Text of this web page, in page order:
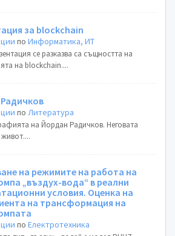
за blockchain
поИнформатика, ИТ
се разказва са същността на
на blockchain....
поЛитература
на Йордан Радичков. Неговата
на режимите на работа на
„въздух-вода“ в реални
условия. Оценка на
на трансформация на
поЕлектротехника